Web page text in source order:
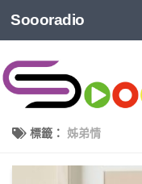
Soooradio
標籤： 姊弟情